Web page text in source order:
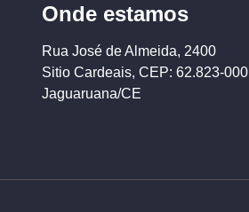
Onde estamos
Rua José de Almeida, 2400
Sitio Cardeais, CEP: 62.823-000
Jaguaruana/CE